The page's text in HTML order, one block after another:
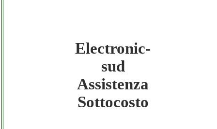
Electronic-sud - Assistenza Ecommerce
Electronic-sud - Sottocosto
Electronic-sud - Assistenza Ecommerce
Electronic-
sud
Assistenza
Sottocosto